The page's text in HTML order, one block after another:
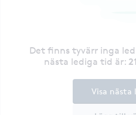
Det finns tyvärr inga
nästa lediga tid är:
Visa nästa